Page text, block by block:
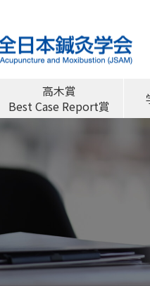
高木賞
Best Case Report賞